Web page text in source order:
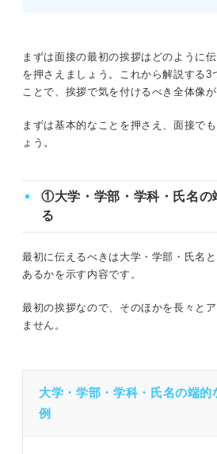
まずは面接の最初の挨拶はどのように
を押さえましょう。これから解説する3
ことで、挨拶で気を付けるべき全体像が
まずは基本的なことを押さえ、面接で
ょう。
①大学・学部・学科・氏名の
る
最初に伝えるべきは大学・学部・氏名
あるかを示す内容です。
最初の挨拶なので、そのほかを長々と
ません。
大学・学部・学科・氏名の端的
例